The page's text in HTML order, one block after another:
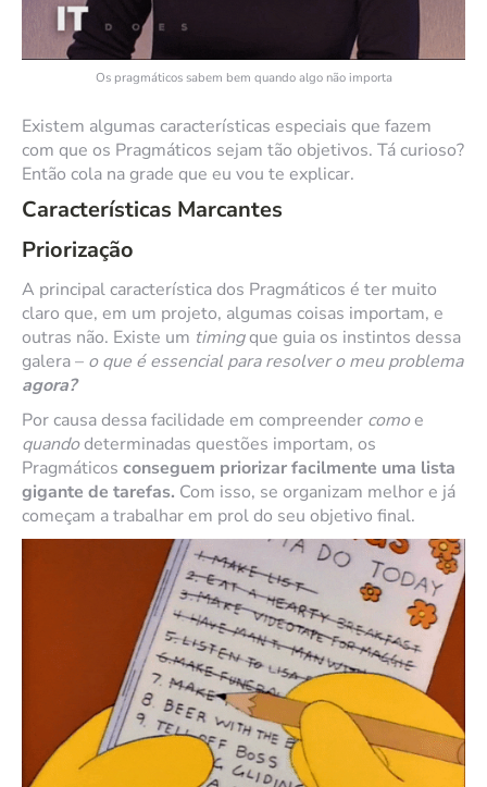
Os pragmáticos sabem bem quando algo não importa
Existem algumas características especiais que fazem
com que os Pragmáticos sejam tão objetivos. Tá curioso?
Então cola na grade que eu vou te explicar.
Características Marcantes
Priorização
A principal característica dos Pragmáticos é ter muito
claro que, em um projeto, algumas coisas importam, e
outras não. Existe um timingque guia os instintos dessa
galera – o que é essencial para resolver o meu problema
agora?
Por causa dessa facilidade em compreender comoe
quandodeterminadas questões importam, os
Pragmáticos conseguem priorizar facilmente uma lista
gigante de tarefas. Com isso, se organizam melhor e já
começam a trabalhar em prol do seu objetivo final.